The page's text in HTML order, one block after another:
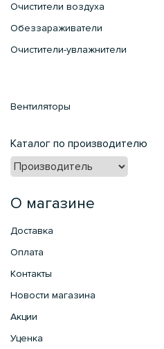
Очистители воздуха
Обеззараживатели
Очистители-увлажнители
Вентиляторы
Каталог по производителю
О магазине
Доставка
Оплата
Контакты
Новости магазина
Акции
Уценка